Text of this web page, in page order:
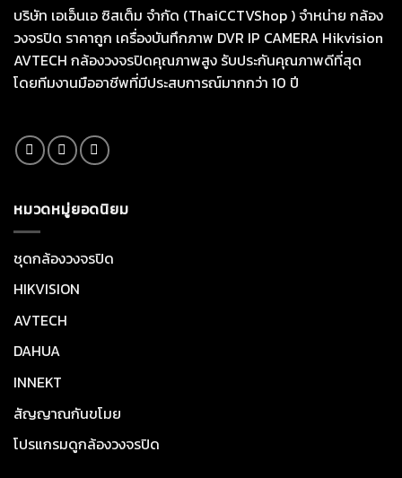
บริษัท เอเอ็นเอ ซิสเต็ม จำกัด (ThaiCCTVShop ) จำหน่าย กล้อง
วงจรปิด ราคาถูก เครื่องบันทึกภาพ DVR IP CAMERA Hikvision
AVTECH กล้องวงจรปิดคุณภาพสูง รับประกันคุณภาพดีที่สุด
โดยทีมงานมืออาชีพที่มีประสบการณ์มากกว่า 10 ปี
หมวดหมู่ยอดนิยม
ชุดกล้องวงจรปิด
HIKVISION
AVTECH
DAHUA
INNEKT
สัญญาณกันขโมย
โปรแกรมดูกล้องวงจรปิด